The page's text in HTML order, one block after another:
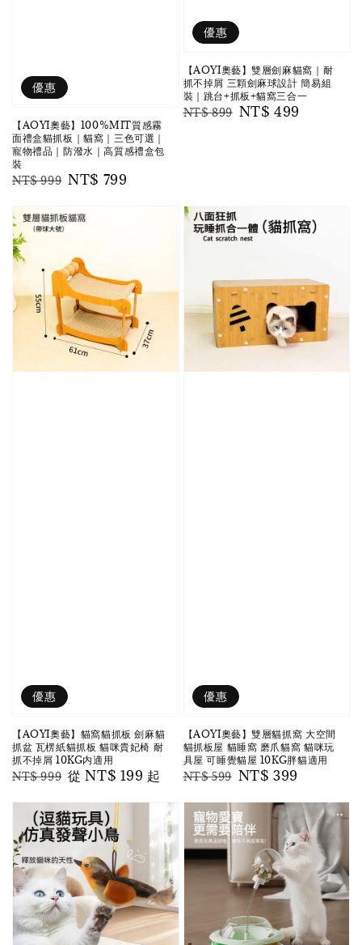
優惠
【AOYI奧藝】100%MIT質感霧
面禮盒貓抓板｜貓窩｜三色可選｜
寵物禮品｜防潑水｜高質感禮盒包
裝
Regular
NT$ 999 Sale
NT$ 799
優惠
【AOYI奧藝】雙層劍麻貓窩｜耐
抓不掉屑 三顆劍麻球設計 簡易組
裝｜跳台+抓板+貓窩三合一
Regular
NT$ 899 Sale
NT$ 499
優惠
【AOYI奧藝】貓窩貓抓板 劍麻貓
抓盆 瓦楞紙貓抓板 貓咪貴妃椅 耐
抓不掉屑 10KG内適用
Regular
NT$ 999 Sale
從NT$ 199 起
優惠
【AOYI奧藝】雙層貓抓窩 大空間
貓抓板屋 貓睡窩 磨爪貓窩 貓咪玩
具屋 可睡覺貓屋 10KG胖貓適用
Regular
NT$ 599 Sale
NT$ 399